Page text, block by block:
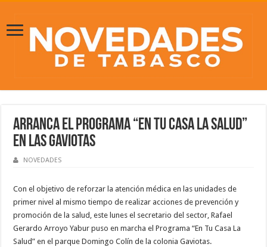
Arranca el Programa “En Tu Casa La Salud”
en las Gaviotas
NOVEDADES
Con el objetivo de reforzar la atención médica en las unidades de
primer nivel al mismo tiempo de realizar acciones de prevención y
promoción de la salud, este lunes el secretario del sector, Rafael
Gerardo Arroyo Yabur puso en marcha el Programa “En Tu Casa La
Salud” en el parque Domingo Colín de la colonia Gaviotas.